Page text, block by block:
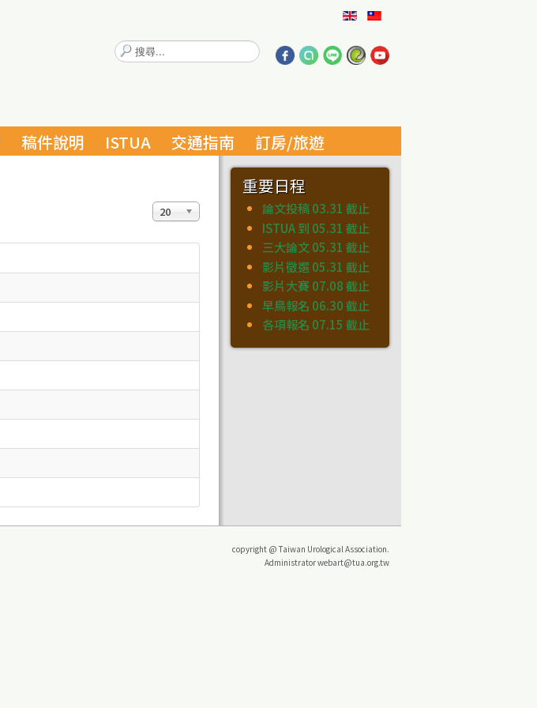
搜
尋...
稿件說明 ISTUA 交通指南 訂房/旅遊
顯示數目
20
重要日程
論文投稿 03.31 截止
ISTUA 到 05.31 截止
三大論文 05.31 截止
影片徵選 05.31 截止
影片大賽 07.08 截止
早鳥報名 06.30 截止
各項報名 07.15 截止
copyright @ Taiwan Urological Association.
Administrator webart@tua.org.tw